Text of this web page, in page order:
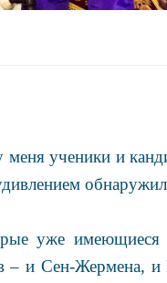
меня ученики и
уже имеющиеся
– и Сен-Жермена,